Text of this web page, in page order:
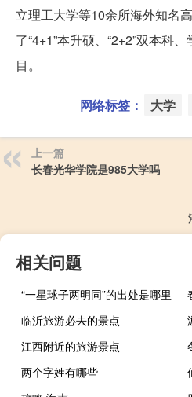
立理工大学等10余所海外知名
了“4+1”本升硕、“2+2”双本科
目。
网络标签： 大学
上一篇
长春光华学院是985大学吗
相关问题
“一星球子两明同”的出处是哪里
临沂旅游必去的景点
江西附近的旅游景点
两个字姓有哪些